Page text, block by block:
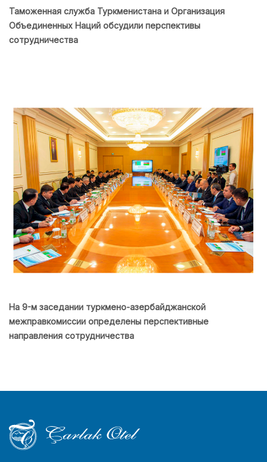
Таможенная служба Туркменистана и Организация
Объединенных Наций обсудили перспективы
сотрудничества
На 9-м заседании туркмено-азербайджанской
межправкомиссии определены перспективные
направления сотрудничества